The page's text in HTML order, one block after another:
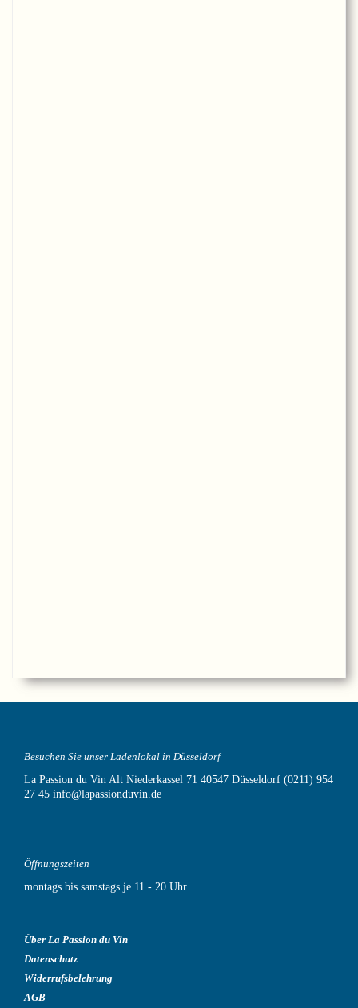
Besuchen Sie unser Ladenlokal in Düsseldorf
La Passion du Vin Alt Niederkassel 71 40547 Düsseldorf (0211) 954
27 45 info@lapassionduvin.de
Öffnungszeiten
montags bis samstags je 11 - 20 Uhr
Über La Passion du Vin
Datenschutz
Widerrufsbelehrung
AGB